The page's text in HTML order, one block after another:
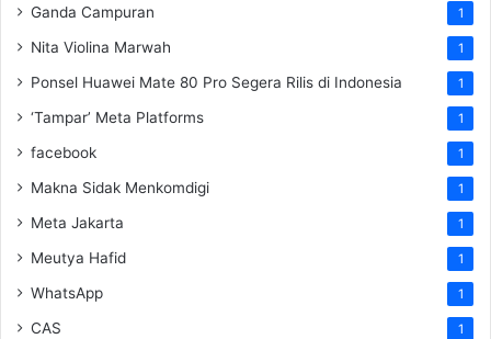
Ganda Campuran 1
Nita Violina Marwah 1
Ponsel Huawei Mate 80 Pro Segera Rilis di Indonesia 1
‘Tampar’ Meta Platforms 1
facebook 1
Makna Sidak Menkomdigi 1
Meta Jakarta 1
Meutya Hafid 1
WhatsApp 1
CAS 1